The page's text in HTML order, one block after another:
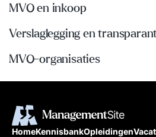
MVO en inkoop
Verslaglegging en
MVO-organisaties
HomeKennisbankOpleidingen